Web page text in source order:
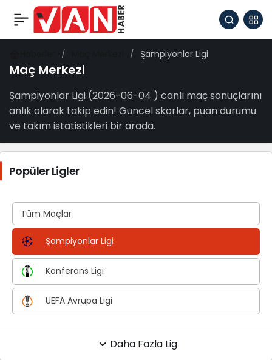
Şampiyonlar Ligi
Maç Merkezi
Şampiyonlar Ligi (2026-06-04 ) canlı maç sonuçlarını
anlık olarak takip edin! Güncel skorlar, puan durumu
ve takım istatistikleri bir arada.
Popüler Ligler
Tüm Maçlar
Şampiyonlar Ligi
Konferans Ligi
UEFA Avrupa Ligi
Daha Fazla Lig